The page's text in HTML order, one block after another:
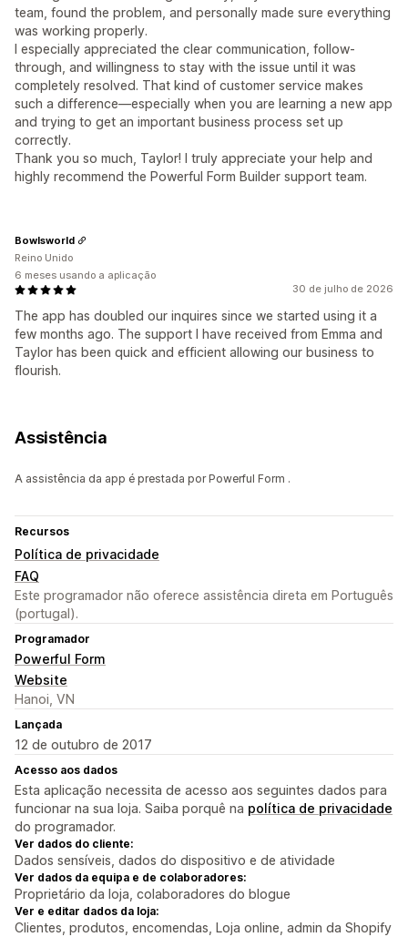
team, found the problem, and personally made sure everything
was working properly.
I especially appreciated the clear communication, follow-
through, and willingness to stay with the issue until it was
completely resolved. That kind of customer service makes
such a difference—especially when you are learning a new app
and trying to get an important business process set up
correctly.
Thank you so much, Taylor! I truly appreciate your help and
highly recommend the Powerful Form Builder support team.
30 de julho de 2026
The app has doubled our inquires since we started using it a
few months ago. The support I have received from Emma and
Taylor has been quick and efficient allowing our business to
flourish.
Bowlsworld
Reino Unido
6 meses usando a aplicação
Assistência
A assistência da app é prestada por Powerful Form .
Recursos
Política de privacidade
FAQ
Este programador não oferece assistência direta em Português
(portugal).
Programador
Powerful Form
Website
Hanoi, VN
Lançada
12 de outubro de 2017
Acesso aos dados
Esta aplicação necessita de acesso aos seguintes dados para
funcionar na sua loja. Saiba porquê na política de privacidade
do programador.
Ver dados do cliente:
Dados sensíveis, dados do dispositivo e de atividade
Ver dados da equipa e de colaboradores:
Proprietário da loja, colaboradores do blogue
Ver e editar dados da loja:
Clientes, produtos, encomendas, Loja online, admin da Shopify